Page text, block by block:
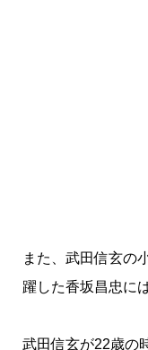
また、武田信玄の
躍した香坂昌忠に
武田信玄が22歳の